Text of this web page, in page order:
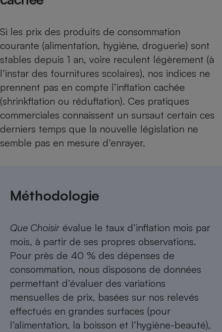
Si les prix des produits de consommation
courante (alimentation, hygiène, droguerie) sont
stables depuis 1 an, voire reculent légèrement (à
l’instar des fournitures scolaires), nos indices ne
prennent pas en compte l’inflation cachée
(shrinkflation ou réduflation). Ces pratiques
commerciales connaissent un sursaut certain ces
derniers temps que la nouvelle législation ne
semble pas en mesure d’enrayer.
Méthodologie
Que Choisir évalue le taux d’inflation mois par
mois, à partir de ses propres observations.
Pour près de 40 % des dépenses de
consommation, nous disposons de données
permettant d’évaluer des variations
mensuelles de prix, basées sur nos relevés
effectués en grandes surfaces (pour
l’alimentation, la boisson et l’hygiène-beauté),